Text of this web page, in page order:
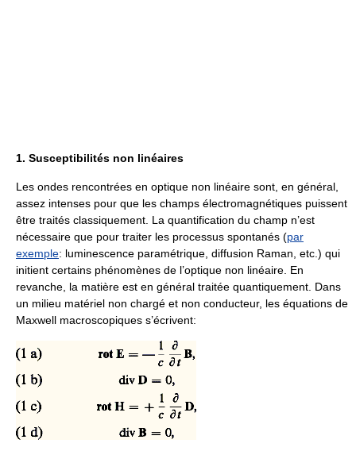
1. Susceptibilités non linéaires
Les ondes rencontrées en optique non linéaire sont, en général,
assez intenses pour que les champs électromagnétiques puissent
être traités classiquement. La quantification du champ n’est
nécessaire que pour traiter les processus spontanés (par
exemple: luminescence paramétrique, diffusion Raman, etc.) qui
initient certains phénomènes de l’optique non linéaire. En
revanche, la matière est en général traitée quantiquement. Dans
un milieu matériel non chargé et non conducteur, les équations de
Maxwell macroscopiques s’écrivent: